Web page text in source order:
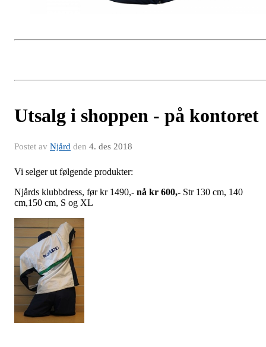
Utsalg i shoppen - på kontoret
Postet av Njård den 4. des 2018
Vi selger ut følgende produkter:
Njårds klubbdress, før kr 1490,- nå kr 600,- Str 130 cm, 140
cm,150 cm, S og XL